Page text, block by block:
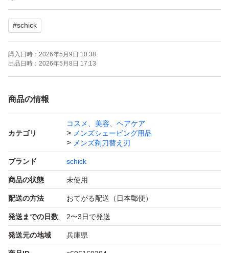
●「フリップ式トリマー」で細かい部分も簡単に剃れる
別途出品しております、シックハイドロ5 プレミアム 敏
感肌用 本体替刃セットから取り出しての発送となりま
す。ドラックストア他量販店で販売されているパッケージ
はございませんが、エアパッキンにて梱包の上発送致しま
#schick
購入日時： 2026年5月9日 10:38
出品日時： 2026年5月8日 17:13
商品の情報
カテゴリ
コスメ、美容、ヘアケア
メンズシェービング用品
メンズ剃刀替え刃
ブランド schick
商品の状態 未使用
配送の方法 おてがる配送（日本郵便）
発送までの日数 2〜3日で発送
発送元の地域 兵庫県